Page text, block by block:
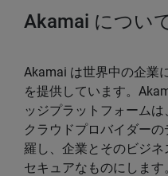
Akamai につい
Akamai は世界中の企業
を提供しています。
ッジプラットフォーム
クラウドプロバイダー
羅し、企業とそのビジ
セキュアなものにしま